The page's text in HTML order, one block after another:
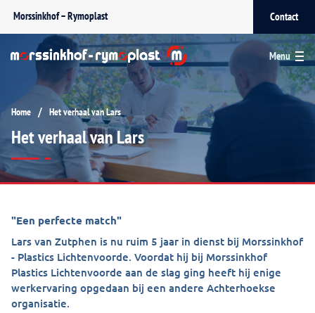
Morssinkhof – Rymoplast Contact
Menu
Home / Het verhaal van Lars
Het verhaal van Lars
"Een perfecte match"
Lars van Zutphen is nu ruim 5 jaar in dienst bij Morssinkhof
- Plastics Lichtenvoorde. Voordat hij bij Morssinkhof
Plastics Lichtenvoorde aan de slag ging heeft hij enige
werkervaring opgedaan bij een andere Achterhoekse
organisatie.